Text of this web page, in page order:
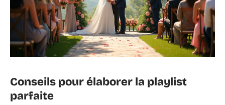
Conseils pour élaborer la playlist
parfaite